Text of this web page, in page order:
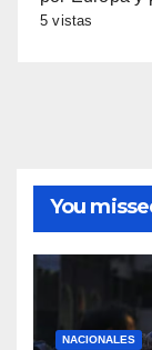
5 vistas
You
NACIONALES